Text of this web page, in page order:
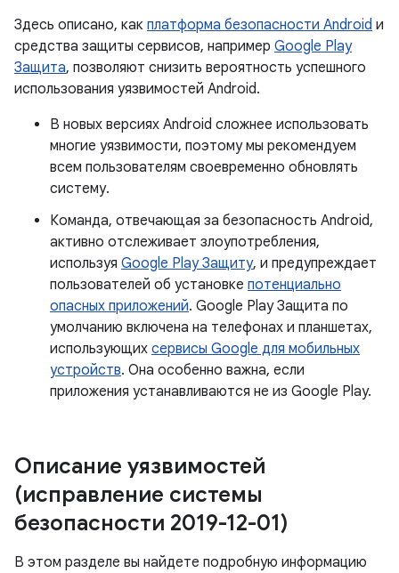
Здесь описано, как платформа безопасности Android и
средства защиты сервисов, например Google Play
Защита, позволяют снизить вероятность успешного
использования уязвимостей Android.
В новых версиях Android сложнее использовать
многие уязвимости, поэтому мы рекомендуем
всем пользователям своевременно обновлять
систему.
Команда, отвечающая за безопасность Android,
активно отслеживает злоупотребления,
используя Google Play Защиту, и предупреждает
пользователей об установке потенциально
опасных приложений. Google Play Защита по
умолчанию включена на телефонах и планшетах,
использующих сервисы Google для мобильных
устройств. Она особенно важна, если
приложения устанавливаются не из Google Play.
Описание уязвимостей
(исправление системы
безопасности 2019-12-01)
В этом разделе вы найдете подробную информацию